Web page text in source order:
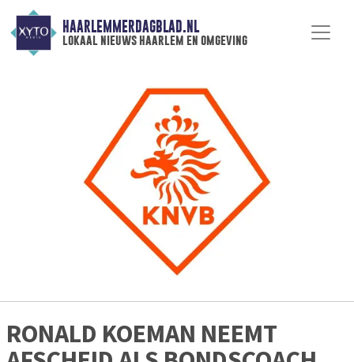
HAARLEMMERDAGBLAD.NL
lokaal nieuws haarlem en omgeving
RONALD KOEMAN NEEMT